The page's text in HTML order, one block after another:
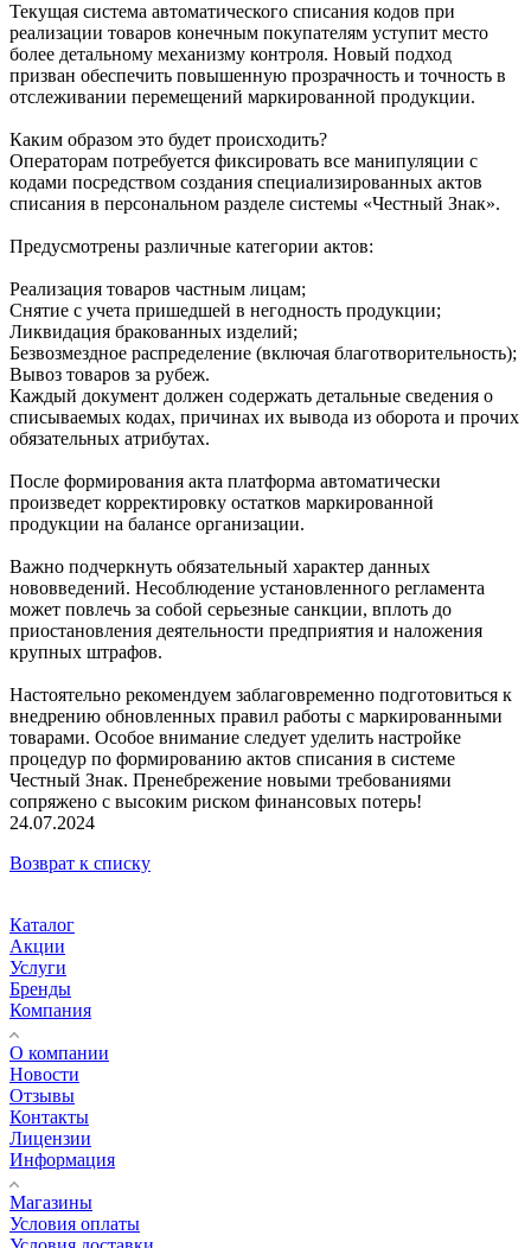
Текущая система автоматического списания кодов при
реализации товаров конечным покупателям уступит место
более детальному механизму контроля. Новый подход
призван обеспечить повышенную прозрачность и точность в
отслеживании перемещений маркированной продукции.
Каким образом это будет происходить?
Операторам потребуется фиксировать все манипуляции с
кодами посредством создания специализированных актов
списания в персональном разделе системы «Честный Знак».
Предусмотрены различные категории актов:
Реализация товаров частным лицам;
Снятие с учета пришедшей в негодность продукции;
Ликвидация бракованных изделий;
Безвозмездное распределение (включая благотворительность);
Вывоз товаров за рубеж.
Каждый документ должен содержать детальные сведения о
списываемых кодах, причинах их вывода из оборота и прочих
обязательных атрибутах.
После формирования акта платформа автоматически
произведет корректировку остатков маркированной
продукции на балансе организации.
Важно подчеркнуть обязательный характер данных
нововведений. Несоблюдение установленного регламента
может повлечь за собой серьезные санкции, вплоть до
приостановления деятельности предприятия и наложения
крупных штрафов.
Настоятельно рекомендуем заблаговременно подготовиться к
внедрению обновленных правил работы с маркированными
товарами. Особое внимание следует уделить настройке
процедур по формированию актов списания в системе
Честный Знак. Пренебрежение новыми требованиями
сопряжено с высоким риском финансовых потерь!
24.07.2024
Возврат к списку
Каталог
Акции
Услуги
Бренды
Компания
О компании
Новости
Отзывы
Контакты
Лицензии
Информация
Магазины
Условия оплаты